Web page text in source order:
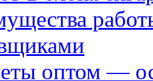
оптом —